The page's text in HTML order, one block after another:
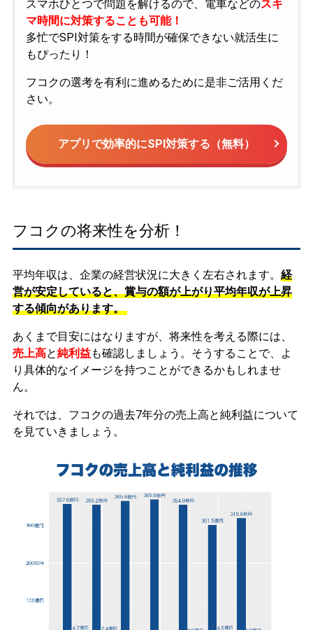
スマホひとつで問題を解けるので、電車などのスキ
マ時間に対策することも可能！
多忙でSPI対策をする時間が確保できない就活生に
もぴったり！
フコクの選考を有利に進めるために是非ご活用くだ
さい。
アプリで効率的にSPI対策する（無料）
フコクの将来性を分析！
平均年収は、企業の経営状況に大きく左右されます。 経
営が安定していると、賞与の額が上がり平均年収が上昇
する傾向があります。
あくまで目安にはなりますが、将来性を考える際には、
売上高と純利益も確認しましょう。そうすることで、よ
り具体的なイメージを持つことができるかもしれませ
ん。
それでは、フコクの過去7年分の売上高と純利益について
を見ていきましょう。